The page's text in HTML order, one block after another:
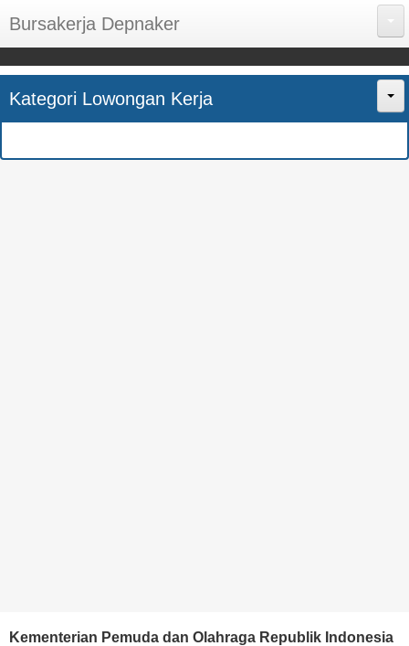
Bursakerja Depnaker
About Me
Disclaimer
Kategori Lowongan Kerja
Kementerian Pemuda dan Olahraga Republik Indonesia